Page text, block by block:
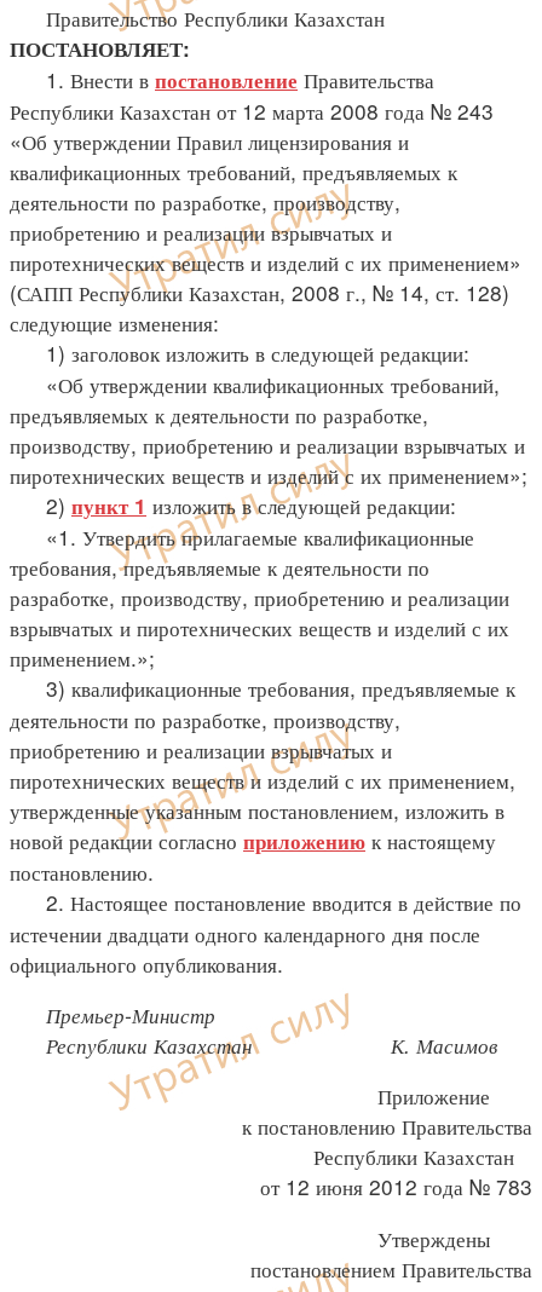
Правительство Республики Казахстан
ПОСТАНОВЛЯЕТ:
1. Внести в постановление Правительства
Республики Казахстан от 12 марта 2008 года № 243
«Об утверждении Правил лицензирования и
квалификационных требований, предъявляемых к
деятельности по разработке, производству,
приобретению и реализации взрывчатых и
пиротехнических веществ и изделий с их применением»
(САПП Республики Казахстан, 2008 г., № 14, ст. 128)
следующие изменения:
1) заголовок изложить в следующей редакции:
«Об утверждении квалификационных требований,
предъявляемых к деятельности по разработке,
производству, приобретению и реализации взрывчатых и
пиротехнических веществ и изделий с их применением»;
2) пункт 1 изложить в следующей редакции:
«1. Утвердить прилагаемые квалификационные
требования, предъявляемые к деятельности по
разработке, производству, приобретению и реализации
взрывчатых и пиротехнических веществ и изделий с их
применением.»;
3) квалификационные требования, предъявляемые к
деятельности по разработке, производству,
приобретению и реализации взрывчатых и
пиротехнических веществ и изделий с их применением,
утвержденные указанным постановлением, изложить в
новой редакции согласно приложению к настоящему
постановлению.
2. Настоящее постановление вводится в действие по
истечении двадцати одного календарного дня после
официального опубликования.
Премьер-Министр
Республики Казахстан
К. Масимов
Приложение
к постановлению Правительства
Республики Казахстан
от 12 июня 2012 года № 783
Утверждены
постановлением Правительства